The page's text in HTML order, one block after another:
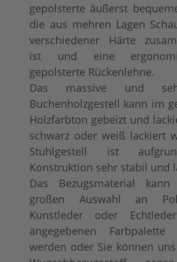
gepolsterte äußerst
die aus mehren Lagen
verschiedener Härte
ist und eine
gepolsterte Rückenlehne.
Das massive und
Buchenholzgestell kann im
Holzfarbton gebeizt und
schwarz oder weiß lackiert
Stuhlgestell ist
Konstruktion sehr stabil und
Das Bezugsmaterial
großen Auswahl an
Kunstleder oder
angegebenen Farbpalette
werden oder Sie können